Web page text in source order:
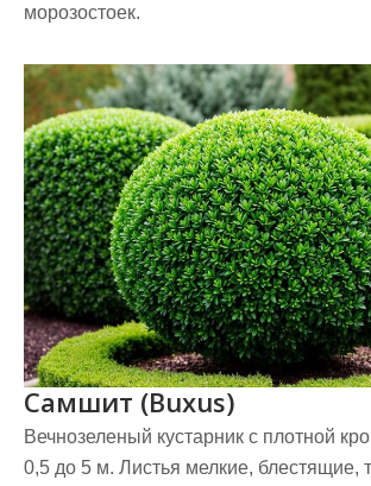
морозостоек.
Самшит (Buxus)
Вечнозеленый кустарник с плотной
0,5 до 5 м. Листья мелкие, блестящие,